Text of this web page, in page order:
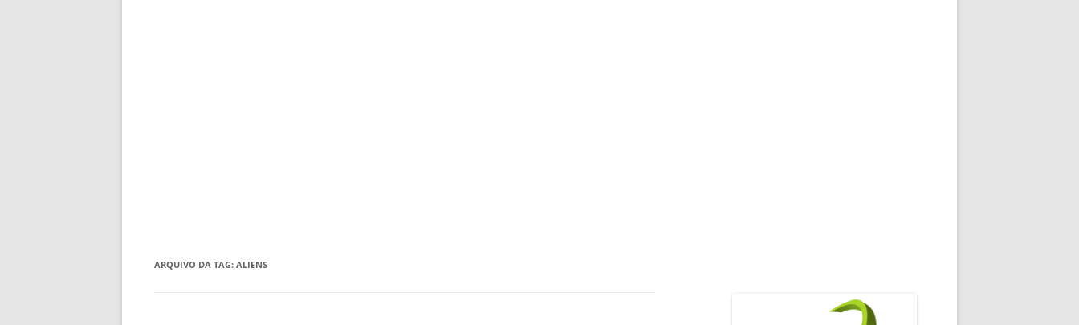
ARQUIVO DA TAG: ALIENS